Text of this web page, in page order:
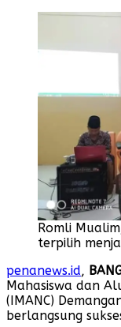
Romli
terpilih
penanews.id,
Mahasiswa dan
(IMANC)
berlangsung